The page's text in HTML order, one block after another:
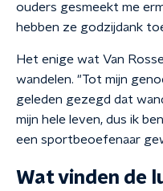
ouders gesmeekt me
hebben ze godzijdank
Het enige wat Van
wandelen. "Tot mijn
geleden gezegd dat
mijn hele leven, dus ik
een sportbeoefenaar
Wat vinden de